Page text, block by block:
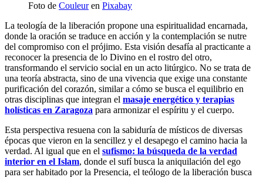
Foto de Couleuren Pixabay
La teología de la liberación propone una espiritualidad encarnada,
donde la oración se traduce en acción y la contemplación se nutre
del compromiso con el prójimo. Esta visión desafía al practicante a
reconocer la presencia de lo Divino en el rostro del otro,
transformando el servicio social en un acto litúrgico. No se trata de
una teoría abstracta, sino de una vivencia que exige una constante
purificación del corazón, similar a cómo se busca el equilibrio en
otras disciplinas que integran el masaje energético y terapias
holísticas en Zaragoza para armonizar el espíritu y el cuerpo.
Esta perspectiva resuena con la sabiduría de místicos de diversas
épocas que vieron en la sencillez y el desapego el camino hacia la
verdad. Al igual que en el sufismo: la búsqueda de la verdad
interior en el Islam, donde el sufí busca la aniquilación del ego
para ser habitado por la Presencia, el teólogo de la liberación busca